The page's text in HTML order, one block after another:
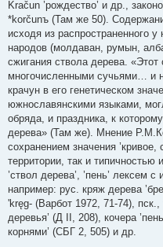
Kračun ’рождество’ и др.,
*korčunъ (Там же 50).
исходя из распространенного
народов (молдаван, румын,
сжигания ствола дерева.
многочисленными сучьями… и
крачун в его генетическом
южнославянскими языками,
обряда, и праздника, к
дерева» (Там же). Мнение
сохранением значения ’кривое,
территории, так и типичностью
’ствол дерева’, ’пень’ лексем
например: рус. кряж дерева
'kręg- (Варбот 1972, 71-74),
деревья’ (Д II, 208), кочера
корнями’ (СБГ 2, 505) и др.